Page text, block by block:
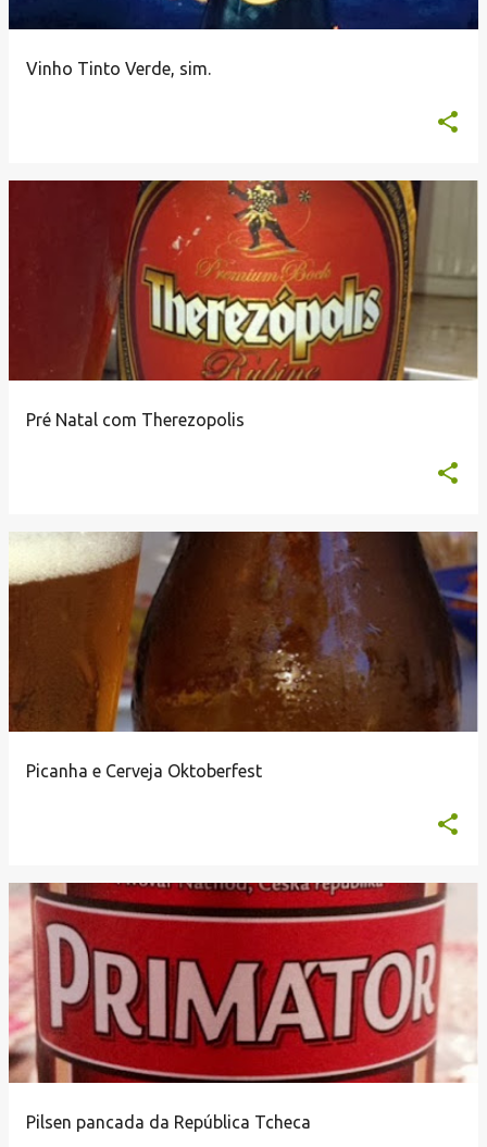
Vinho Tinto Verde, sim.
Pré Natal com Therezopolis
Picanha e Cerveja Oktoberfest
Pilsen pancada da República Tcheca